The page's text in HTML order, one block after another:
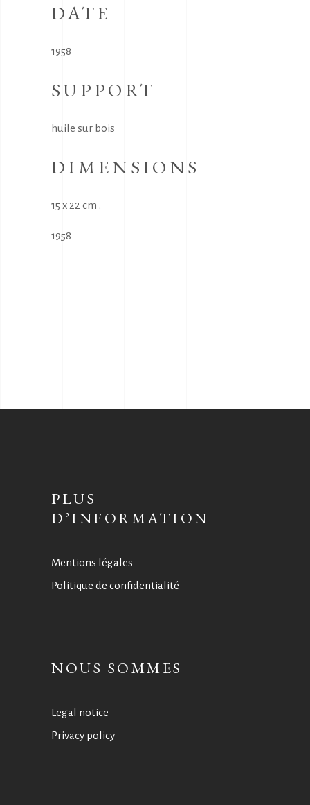
DATE
1958
SUPPORT
huile sur bois
DIMENSIONS
15 x 22 cm .
1958
PLUS
D’INFORMATION
Mentions légales
Politique de confidentialité
NOUS SOMMES
Legal notice
Privacy policy